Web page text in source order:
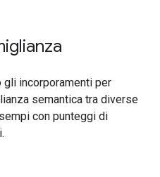
incorporamenti per
semantica tra diverse
con punteggi di